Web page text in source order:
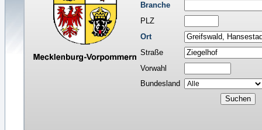
Branche
PLZ
Ort
Straße
Vorwahl
Bundesland